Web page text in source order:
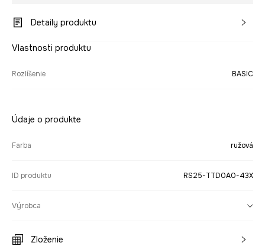
Detaily produktu
Vlastnosti produktu
Rozlíšenie BASIC
Údaje o produkte
Farba ružová
ID produktu RS25-TTD0A0-43X
Výrobca
Zloženie